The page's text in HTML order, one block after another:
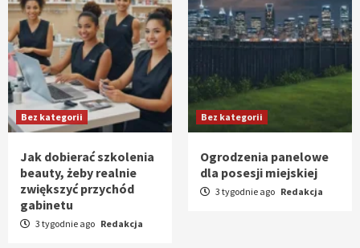
Bez kategorii
Jak dobierać szkolenia
beauty, żeby realnie
zwiększyć przychód
gabinetu
3 tygodnie ago Redakcja
Bez kategorii
Ogrodzenia panelowe
dla posesji miejskiej
3 tygodnie ago Redakcja